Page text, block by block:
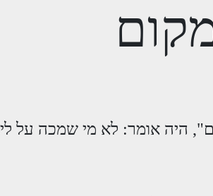
היה אומר: לא מי שמכה על